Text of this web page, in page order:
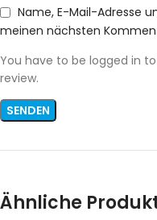
Name, E-Mail-Adresse
meinen nächsten
You have to be logged in
review.
Ähnliche